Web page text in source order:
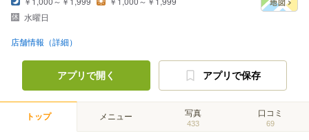
水曜日
店舗情報（詳細）
アプリで開く アプリで保存
トップ メニュー 写真
433
口コミ
69